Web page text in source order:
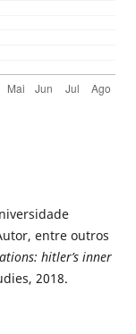
entre outros
hitler’s inner
2018.